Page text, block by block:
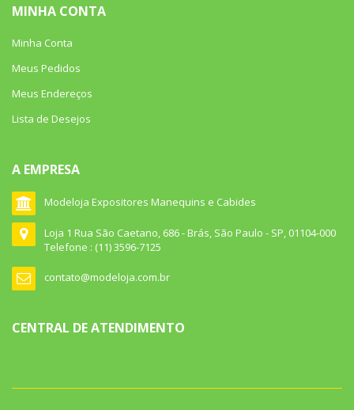
MINHA CONTA
Minha Conta
Meus Pedidos
Meus Endereços
Lista de Desejos
A EMPRESA
Modeloja Expositores Manequins e Cabides
Loja 1 Rua São Caetano, 686 - Brás, São Paulo - SP, 01104-000
Telefone : (11) 3596-7125
contato@modeloja.com.br
CENTRAL DE ATENDIMENTO